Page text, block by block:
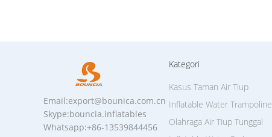
Email:export@bounica.com.cn
Skype:bouncia.inflatables
Whatsapp:+86-13539844456
Kategori
Kasus Taman Air Tiup
Inflatable Water Trampoline
Olahraga Air Tiup Tunggal